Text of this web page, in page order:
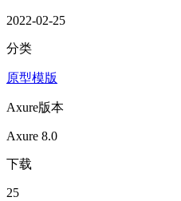
2022-02-25
分类
原型模版
Axure版本
Axure 8.0
下载
25